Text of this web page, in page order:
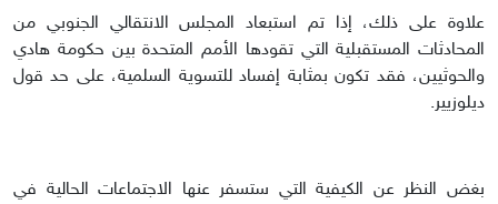
علاوة على ذلك، إذا تم استبعاد المجلس الانتقالي الجنوبي من
المحادثات المستقبلية التي تقودها الأمم المتحدة بين حكومة هادي
والحوثيين، فقد تكون بمثابة إفساد للتسوية السلمية، على حد قول
ديلوزيير.
بغض النظر عن الكيفية التي ستسفر عنها الاجتماعات الحالية في